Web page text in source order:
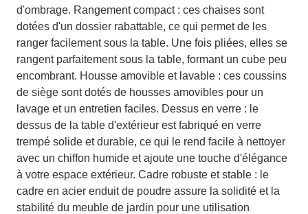
d'ombrage. Rangement compact : ces chaises sont
dotées d'un dossier rabattable, ce qui permet de les
ranger facilement sous la table. Une fois pliées, elles se
rangent parfaitement sous la table, formant un cube peu
encombrant. Housse amovible et lavable : ces coussins
de siège sont dotés de housses amovibles pour un
lavage et un entretien faciles. Dessus en verre : le
dessus de la table d'extérieur est fabriqué en verre
trempé solide et durable, ce qui le rend facile à nettoyer
avec un chiffon humide et ajoute une touche d'élégance
à votre espace extérieur. Cadre robuste et stable : le
cadre en acier enduit de poudre assure la solidité et la
stabilité du meuble de jardin pour une utilisation